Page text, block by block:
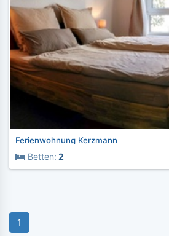
Ferienwohnung Kerzmann
Betten: 2
1